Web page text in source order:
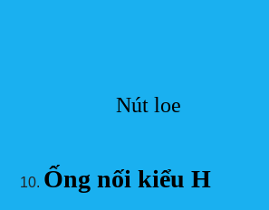
Nút loe
Ống nối kiểu H